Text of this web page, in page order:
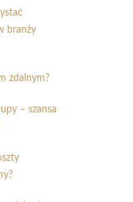
branży
zdalnym?
– szansa